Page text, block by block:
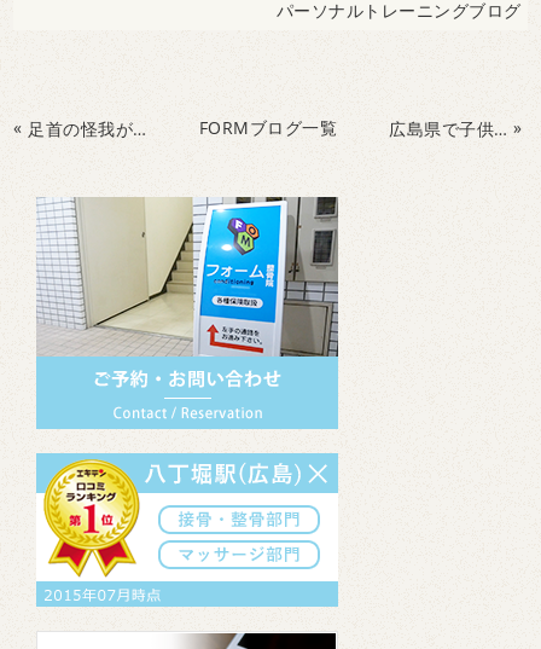
パーソナルトレーニングブログ
« 足首の怪我が激減！足首の柔軟性向上エクササイズ！ FORMブログ一覧 広島県で子供のビジョントレーニングを受けるなら！ »